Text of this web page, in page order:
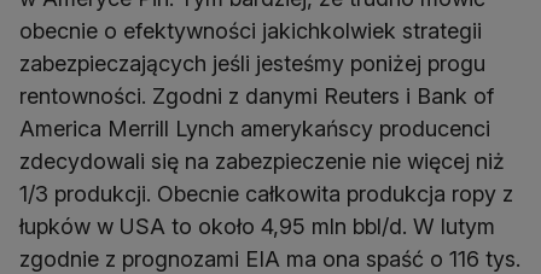
obecnie o efektywności jakichkolwiek strategii
zabezpieczających jeśli jesteśmy poniżej progu
rentowności. Zgodni z danymi Reuters i Bank of
America Merrill Lynch amerykańscy producenci
zdecydowali się na zabezpieczenie nie więcej niż
1/3 produkcji. Obecnie całkowita produkcja ropy z
łupków w USA to około 4,95 mln bbl/d. W lutym
zgodnie z prognozami EIA ma ona spaść o 116 tys.